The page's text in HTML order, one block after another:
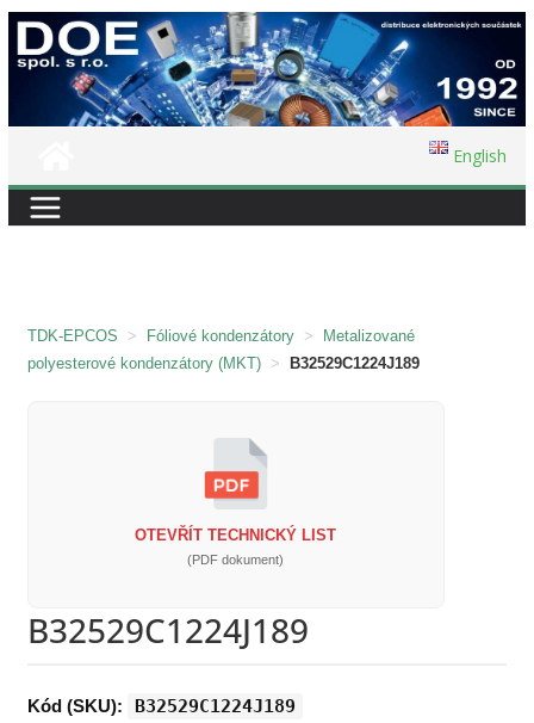
Přeskočit
na
English
TDK-EPCOS > Fóliové kondenzátory >
Metalizované
polyesterové kondenzátory (MKT) > B32529C1224J189
OTEVŘÍT TECHNICKÝ LIST
(PDF dokument)
B32529C1224J189
Kód (SKU): B32529C1224J189